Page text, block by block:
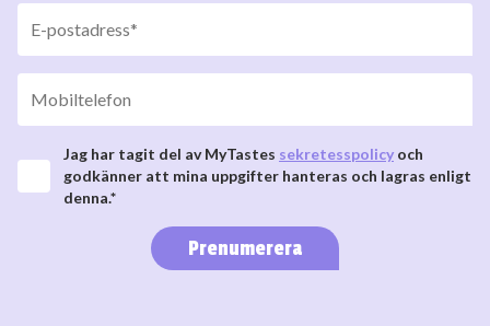
Jag har tagit del av MyTastes sekretesspolicy och
godkänner att mina uppgifter hanteras och lagras enligt
denna.*
Prenumerera